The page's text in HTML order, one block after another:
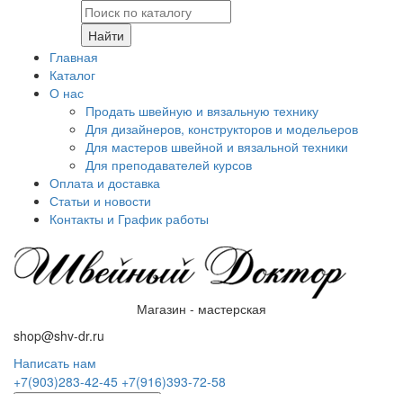
Найти
Главная
Каталог
О нас
Продать швейную и вязальную технику
Для дизайнеров, конструкторов и модельеров
Для мастеров швейной и вязальной техники
Для преподавателей курсов
Оплата и доставка
Статьи и новости
Контакты и График работы
Магазин - мастерская
shop@shv-dr.ru
Написать нам
+7(903)283-42-45 +7(916)393-72-58